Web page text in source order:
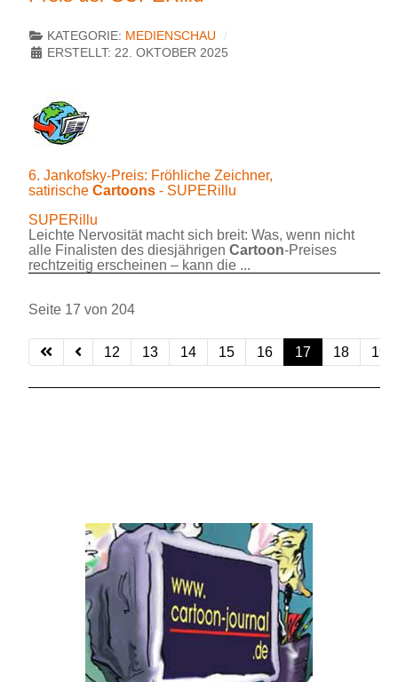
KATEGORIE: MEDIENSCHAU
ERSTELLT: 22. OKTOBER 2025
6. Jankofsky-Preis: Fröhliche Zeichner,
satirische Cartoons - SUPERillu
SUPERillu
Leichte Nervosität macht sich breit: Was, wenn nicht
alle Finalisten des diesjährigen Cartoon-Preises
rechtzeitig erscheinen – kann die ...
Seite 17 von 204
12 13 14 15 16 17 18 19